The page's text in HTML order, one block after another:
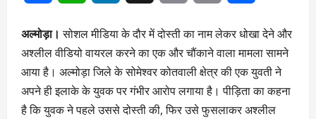
अल्मोड़ा। सोशल मीडिया के दौर में दोस्ती का नाम लेकर धोखा देने और
अश्लील वीडियो वायरल करने का एक और चौंकाने वाला मामला सामने
आया है। अल्मोड़ा जिले के सोमेश्वर कोतवाली क्षेत्र की एक युवती ने
अपने ही इलाके के युवक पर गंभीर आरोप लगाया है। पीड़िता का कहना
है कि युवक ने पहले उससे दोस्ती की, फिर उसे फुसलाकर अश्लील